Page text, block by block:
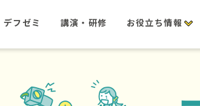
デフゼミ 講演・研修 お役立ち情報